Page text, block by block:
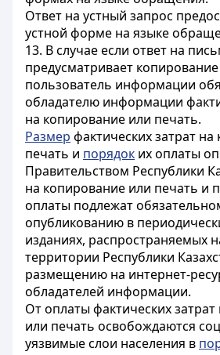
Ответ на устный запрос
устной форме на языке
13. В случае если ответ на
предусматривает
пользователь информации
обладателю информации
на копирование или печать.
Размер фактических затрат
печать и порядок их оплаты
Правительством Республики
на копирование или печать и
оплаты подлежат
опубликованию в
изданиях, распространяемых
территории Республики
размещению на интернет-
обладателей информации.
От оплаты фактических
или печать освобождаются
уязвимые слои населения в